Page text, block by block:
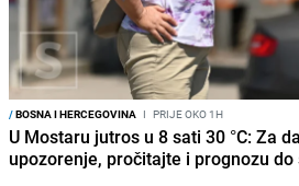
/BOSNA I HERCEGOVINA I PRIJE OKO 1H
U Mostaru jutros u 8 sati 30 °C: Za
upozorenje, pročitajte i prognozu do